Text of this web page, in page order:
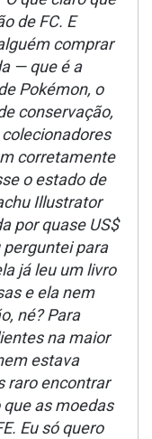
de FC. E
comprar
— que é a
Pokémon, o
conservação,
corretamente
o estado de
Illustrator
por quase US$
perguntei para
já leu um livro
e ela nem
né? Para
na maior
estava
raro encontrar
as moedas
Eu só quero